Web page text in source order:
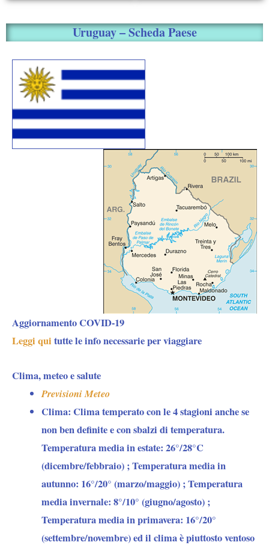
Uruguay – Scheda Paese
Aggiornamento COVID-19
Leggi qui tutte le info necessarie per viaggiare
Clima, meteo e salute
Previsioni Meteo
Clima:Clima temperato con le 4 stagioni anche se
non ben definite e con sbalzi di temperatura.
Temperatura media in estate: 26°/28°C
(dicembre/febbraio) ; Temperatura media in
autunno: 16°/20° (marzo/maggio) ; Temperatura
media invernale: 8°/10° (giugno/agosto) ;
Temperatura media in primavera: 16°/20°
(settembre/novembre) ed il clima è piuttosto ventoso